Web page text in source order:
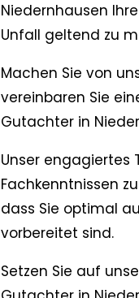
Niedernhausen
Unfall geltend zu
Machen Sie von
vereinbaren Sie
Gutachter in
Unser engagiertes
Fachkenntnissen
dass Sie optimal
vorbereitet sind.
Setzen Sie auf